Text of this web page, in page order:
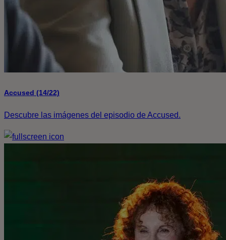
Accused (14/22)
Descubre las imágenes del episodio de Accused.